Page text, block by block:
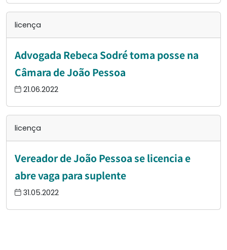
licença
Advogada Rebeca Sodré toma posse na
Câmara de João Pessoa
21.06.2022
licença
Vereador de João Pessoa se licencia e
abre vaga para suplente
31.05.2022